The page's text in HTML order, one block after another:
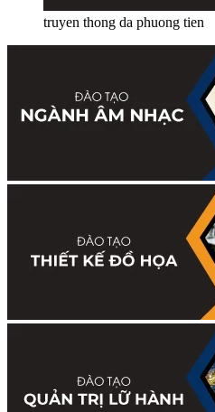
truyen thong da phuong tien